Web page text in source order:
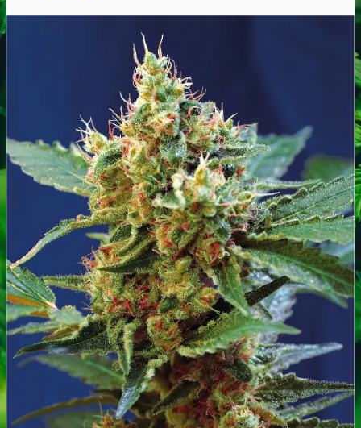
Narkotests
Kokain Tests
Kokain renhedhedstest
Crack renhedhedstest
Kokain blandingsmiddel test
MDMA
MDMA renhedstest
Ecstasy
Ecstasy renhedstest